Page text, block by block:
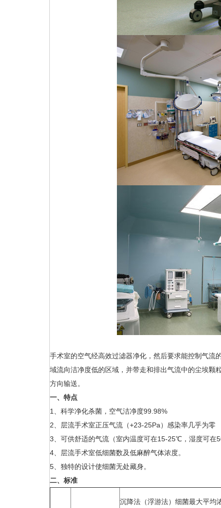
手术室的空气经高效过滤器净化，然后要求能控制气流
域流向洁净度低的区域，并带走和排出气流中的尘埃颗
方向输送。
一、特点
1、科学净化杀菌，空气洁净度99.98%
2、层流手术室正压气流（+23-25Pa）感染率几乎为零
3、可供舒适的气流（室内温度可在15-25℃，湿度可在
4、层流手术室低细菌数及低麻醉气体浓度。
5、独特的设计使细菌无处藏身。
二、标准
沉降法（浮游法）细菌最大平均